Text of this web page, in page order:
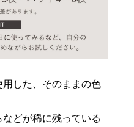
した、そのままの色
どが稀に残っている